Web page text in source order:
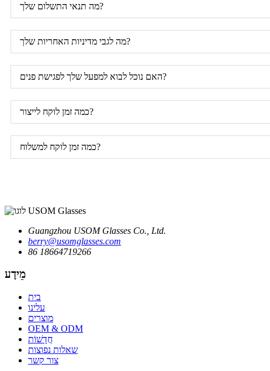
מה תנאי התשלום שלך?
מה לגבי מדיניות האחריות שלך?
האם נוכל לבוא למפעל שלך לפגישת פנים?
כמה זמן לוקח לייצור?
כמה זמן לוקח למשלוח?
Guangzhou USOM Glasses Co., Ltd.
berry@usomglasses.com
86 18664719266
מֵידָע
בית
עלינו
מוצרים
OEM & ODM
חֲדָשׁוֹת
שאלות נפוצות
צור קשר